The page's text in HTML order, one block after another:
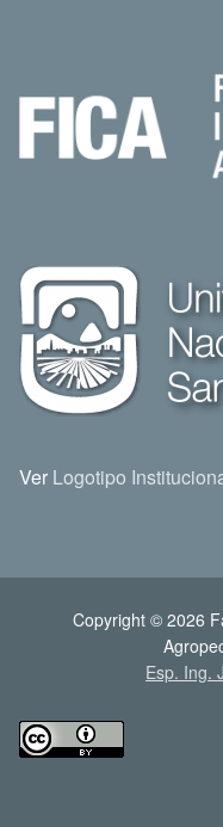
Ver Logotipo
Copyright © 2026
Esp. Ing.